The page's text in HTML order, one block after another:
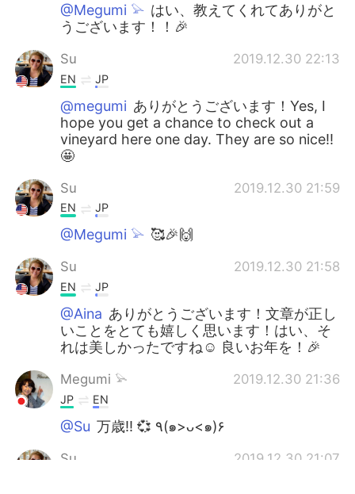
@Megumi 𓅫 はい、教えてくれてありがと
うございます！！🎉
Su 2019.12.30 22:13
EN JP
@megumi ありがとうございます！Yes, I
hope you get a chance to check out a
vineyard here one day. They are so nice!!
🤩
Su 2019.12.30 21:59
EN JP
@Megumi 𓅫 🥰🎉🙌
Su 2019.12.30 21:58
EN JP
@Aina ありがとうございます！文章が正し
いことをとても嬉しく思います！はい、そ
れは美しかったですね☺️ 良いお年を！🎉
Megumi 𓅫 2019.12.30 21:36
JP EN
@Su 万歳!! 💞 ٩(๑>ᴗ<๑)۶
Su 2019.12.30 21:07